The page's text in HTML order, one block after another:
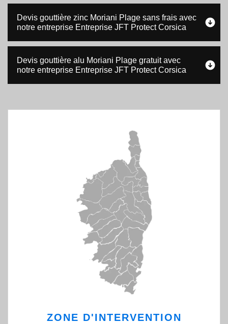
Devis gouttière zinc Moriani Plage sans frais avec
notre entreprise Entreprise JFT Protect Corsica
Devis gouttière alu Moriani Plage gratuit avec
notre entreprise Entreprise JFT Protect Corsica
ZONE D'INTERVENTION